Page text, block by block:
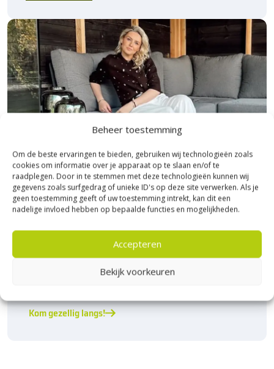
Beheer toestemming
Om de beste ervaringen te bieden, gebruiken wij technologieën zoals
cookies om informatie over je apparaat op te slaan en/of te
raadplegen. Door in te stemmen met deze technologieën kunnen wij
gegevens zoals surfgedrag of unieke ID's op deze site verwerken. Als je
geen toestemming geeft of uw toestemming intrekt, kan dit een
nadelige invloed hebben op bepaalde functies en mogelijkheden.
Accepteren
Bekijk voorkeuren
Bezoek Experience Centre XXL
Heerde!
Kom gezellig langs!